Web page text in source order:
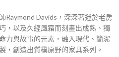
Raymond Davids，深深著迷於老房
，以及久經風霜而刻畫出成熟、獨
力與故事的元素，融入現代、簡潔
，創造出質樸原野的家具系列。